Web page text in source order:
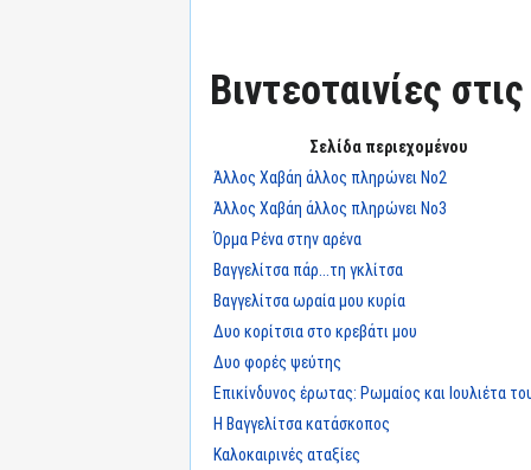
Βιντεοταινίες
Σελίδα περιεχομένου
Άλλος Χαβάη άλλος πληρώνει Νο2
Άλλος Χαβάη άλλος πληρώνει Νο3
Όρμα Ρένα στην αρένα
Βαγγελίτσα πάρ...τη γκλίτσα
Βαγγελίτσα ωραία μου κυρία
Δυο κορίτσια στο κρεβάτι μου
Δυο φορές ψεύτης
Επικίνδυνος έρωτας: Ρωμαίος και Ιουλιέτα
Η Βαγγελίτσα κατάσκοπος
Καλοκαιρινές αταξίες